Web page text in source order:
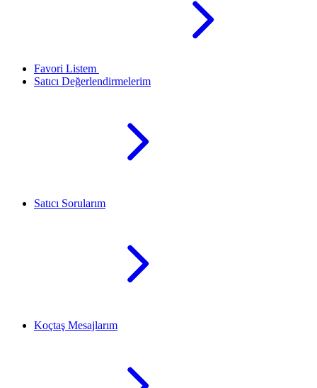
Favori Listem
Satıcı Değerlendirmelerim
Satıcı Sorularım
Koçtaş Mesajlarım